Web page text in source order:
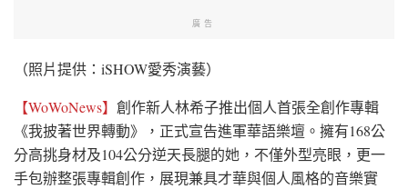
廣告
（照片提供：iSHOW愛秀演藝）
【WoWoNews】 創作新人林希子推出個人首張全創作專輯
《我披著世界轉動》，正式宣告進軍華語樂壇。擁有168公
分高挑身材及104公分逆天長腿的她，不僅外型亮眼，更一
手包辦整張專輯創作，展現兼具才華與個人風格的音樂實